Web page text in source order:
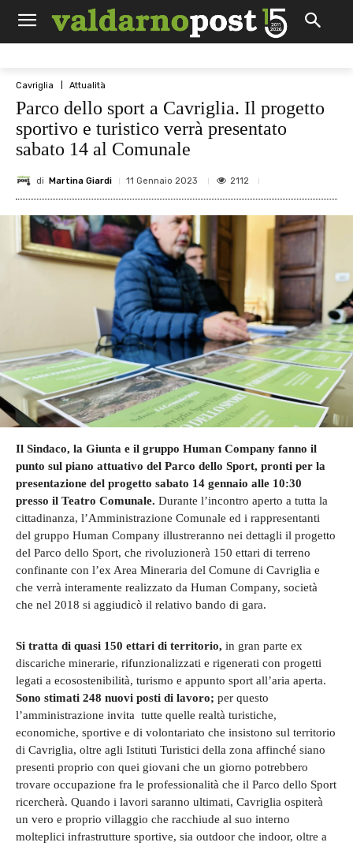
Cavriglia Attualità
Parco dello sport a Cavriglia. Il progetto
sportivo e turistico verrà presentato
sabato 14 al Comunale
di Martina Giardi 11 Gennaio 2023 2112
Il Sindaco, la Giunta e il gruppo Human Company fanno il
punto sul piano attuativo del Parco dello Sport, pronti per la
presentazione del progetto sabato 14 gennaio alle 10:30
presso il Teatro Comunale. Durante l’incontro aperto a tutta la
cittadinanza, l’Amministrazione Comunale ed i rappresentanti
del gruppo Human Company illustreranno nei dettagli il progetto
del Parco dello Sport, che rivoluzionerà 150 ettari di terreno
confinante con l’ex Area Mineraria del Comune di Cavriglia e
che verrà interamente realizzato da Human Company, società
che nel 2018 si aggiudicò il relativo bando di gara.
Si tratta di quasi 150 ettari di territorio, in gran parte ex
discariche minerarie, rifunzionalizzati e rigenerati con progetti
legati a ecosostenibilità, turismo e appunto sport all’aria aperta.
Sono stimati 248 nuovi posti di lavoro; per questo
l’amministrazione invita tutte quelle realtà turistiche,
economiche, sportive e di volontariato che insistono sul territorio
di Cavriglia, oltre agli Istituti Turistici della zona affinché siano
presenti proprio con quei giovani che un giorno potrebbero
trovare occupazione fra le professionalità che il Parco dello Sport
ricercherà. Quando i lavori saranno ultimati, Cavriglia ospiterà
un vero e proprio villaggio che racchiude al suo interno
molteplici infrastrutture sportive, sia outdoor che indoor, oltre a